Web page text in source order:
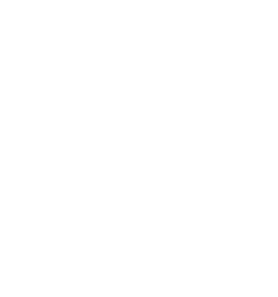
: un contrôle par mois
par un parasite, peut entraîner
protégées (50 %, en fait) doivent
pour rechercher des anticorps IgG et IgM.
prescrit un traitement dans l'heure si cela est